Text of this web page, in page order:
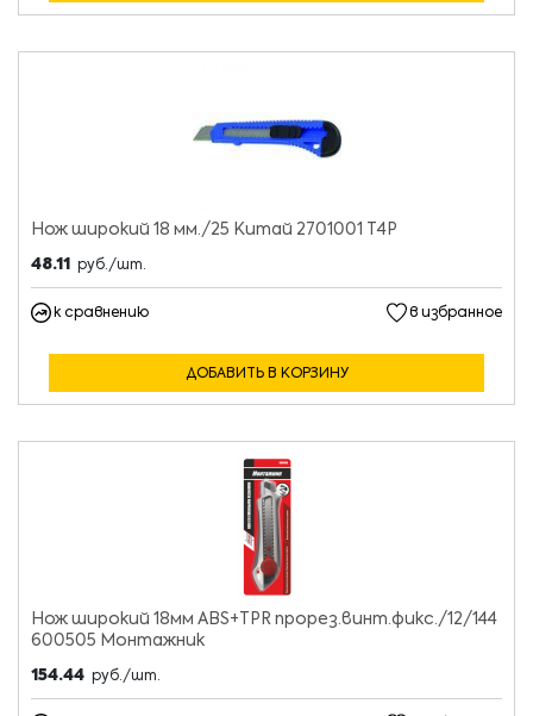
Нож широкий 18 мм./25 Китай 2701001 Т4Р
48.11 руб./шт.
к сравнению в избранное
ДОБАВИТЬ В КОРЗИНУ
Нож широкий 18мм ABS+TPR прорез.винт.фикс./12/144
600505 Монтажник
154.44 руб./шт.